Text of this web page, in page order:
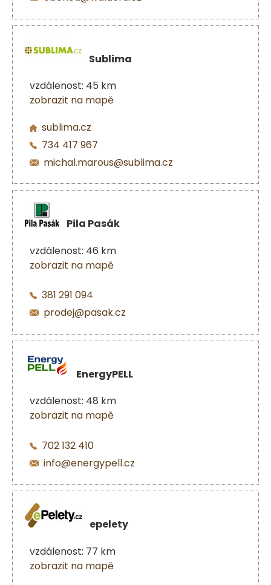
Sublima
vzdálenost: 45 km
zobrazit na mapě
sublima.cz
734 417 967
michal.marous@sublima.cz
Pila Pasák
vzdálenost: 46 km
zobrazit na mapě
381 291 094
prodej@pasak.cz
EnergyPELL
vzdálenost: 48 km
zobrazit na mapě
702 132 410
info@energypell.cz
epelety
vzdálenost: 77 km
zobrazit na mapě